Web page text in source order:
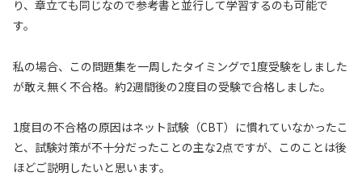
り、章立ても同じなので参考書と並行して学習するのも可能で
す。
私の場合、この問題集を一周したタイミングで1度受験をしました
が敢え無く不合格。約2週間後の2度目の受験で合格しました。
1度目の不合格の原因はネット試験（CBT）に慣れていなかったこ
と、試験対策が不十分だったことの主な2点ですが、このことは後
ほどご説明したいと思います。